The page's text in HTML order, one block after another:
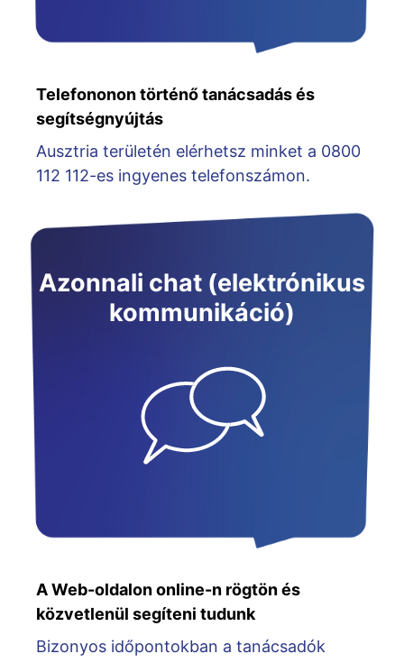
Telefononon történő tanácsadás és
segítségnyújtás
Ausztria területén elérhetsz minket a 0800
112 112-es ingyenes telefonszámon.
Azonnali chat (elektrónikus
kommunikáció)
A Web-oldalon online-n rögtön és
közvetlenül segíteni tudunk
Bizonyos időpontokban a tanácsadók